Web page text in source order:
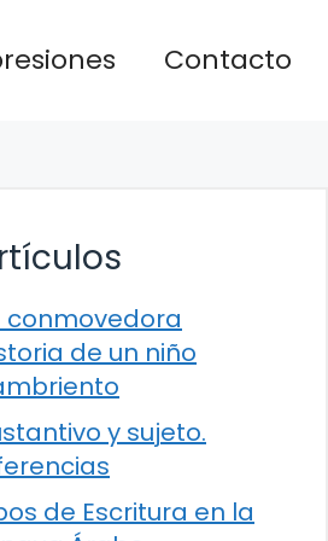
Contacto
conmovedora
de un niño
y sujeto.
de Escritura en la